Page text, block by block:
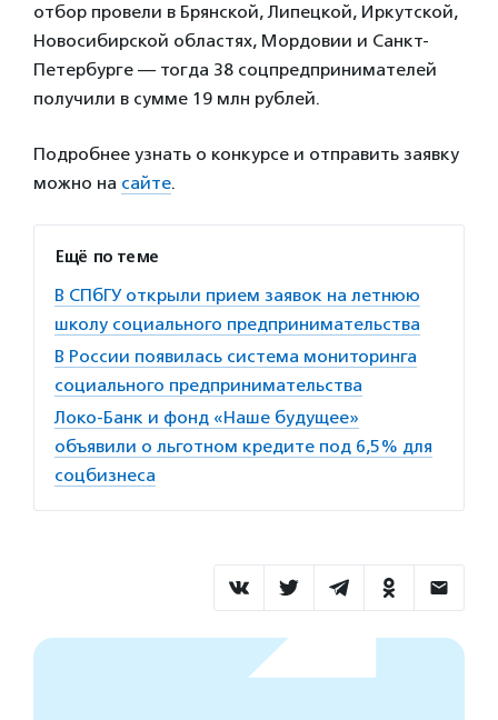
отбор провели в Брянской, Липецкой, Иркутской,
Новосибирской областях, Мордовии и Санкт-
Петербурге — тогда 38 соцпредпринимателей
получили в сумме 19 млн рублей.
Подробнее узнать о конкурсе и отправить заявку
можно на сайте.
Ещё по теме
В СПбГУ открыли прием заявок на летнюю
школу социального предпринимательства
В России появилась система мониторинга
социального предпринимательства
Локо-Банк и фонд «Наше будущее»
объявили о льготном кредите под 6,5% для
соцбизнеса